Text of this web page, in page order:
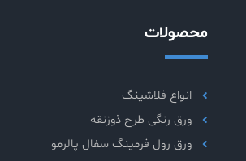
محصولات
انواع فلاشینگ
ورق رنگی طرح ذوزنقه
ورق رول فرمینگ سفال پالرمو